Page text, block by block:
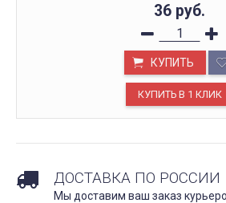
36 руб.
КУПИТЬ
ДОСТАВКА ПО РОССИИ
Мы доставим ваш заказ